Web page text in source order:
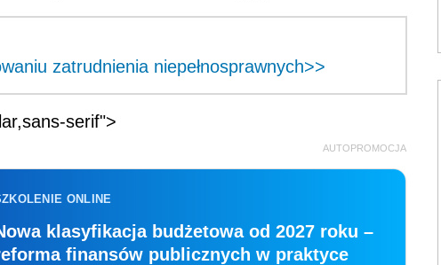
zatrudnienia niepełnosprawnych>>
serif">
AUTOPROMOCJA
ONLINE
klasyfikacja budżetowa od 2027 roku –
finansów publicznych w praktyce